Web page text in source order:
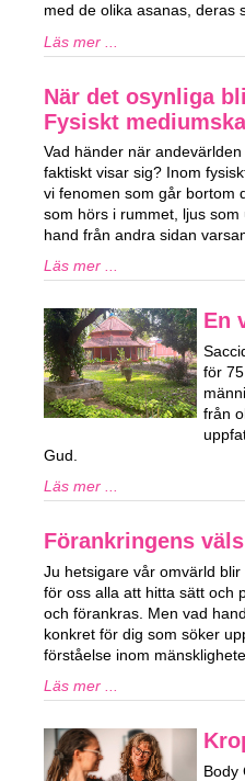
med de olika asanas, deras
Läs mer ...
När det osynliga
Fysiskt
Vad händer när
faktiskt visar sig? Inom
vi fenomen som går bortom
som hörs i rummet, ljus
hand från andra sidan
Läs mer ...
En
för
från
Gud.
Läs mer ...
Förankringens
Ju hetsigare vår omvärld
för oss alla att hitta sätt och
och förankras. Men vad
konkret för dig som söker
förståelse inom
Läs mer ...
Body